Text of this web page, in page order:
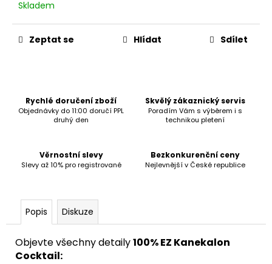
Skladem
Zeptat se Hlídat Sdílet
Rychlé doručení zboží
Objednávky do 11:00 doručí PPL
druhý den
Skvělý zákaznický servis
Poradím Vám s výběrem i s
technikou pletení
Věrnostní slevy
Slevy až 10% pro registrované
Bezkonkurenční ceny
Nejlevnější v České republice
Popis Diskuze
Objevte všechny detaily100% EZ Kanekalon
Cocktail:
o
p
o